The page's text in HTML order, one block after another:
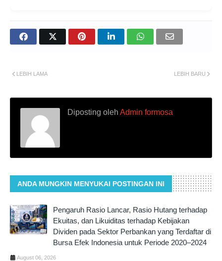
LEBIH BARU
LEBIH LAMA
Diposting oleh Admin formosa
ANDA MUNGKIN MENYUKAI POSTINGAN INI
Pengaruh Rasio Lancar, Rasio Hutang terhadap
Ekuitas, dan Likuiditas terhadap Kebijakan
Dividen pada Sektor Perbankan yang Terdaftar di
Bursa Efek Indonesia untuk Periode 2020–2024
August 06, 2026